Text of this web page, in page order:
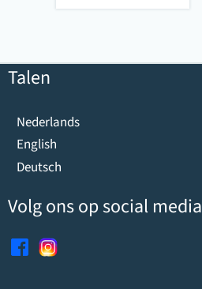
Talen
Nederlands
English
Deutsch
Volg ons op social media